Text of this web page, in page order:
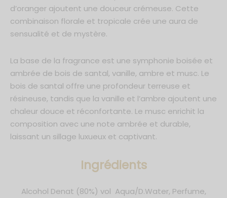
d’oranger ajoutent une douceur crémeuse. Cette
combinaison florale et tropicale crée une aura de
sensualité et de mystère.
La base de la fragrance est une symphonie boisée et
ambrée de bois de santal, vanille, ambre et musc. Le
bois de santal offre une profondeur terreuse et
résineuse, tandis que la vanille et l’ambre ajoutent une
chaleur douce et réconfortante. Le musc enrichit la
composition avec une note ambrée et durable,
laissant un sillage luxueux et captivant.
Ingrédients
Alcohol Denat (80%) vol Aqua/D.Water, Perfume,